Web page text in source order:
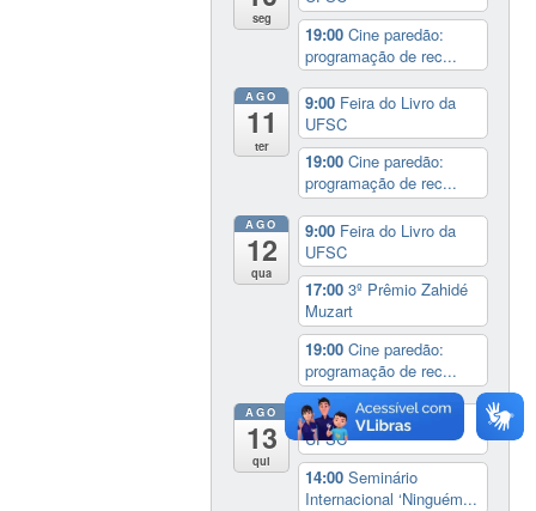
seg
19:00Cine paredão:
programação de rec...
AGO
11
ter
9:00 Feira do Livro da
UFSC
19:00Cine paredão:
programação de rec...
AGO
12
qua
9:00 Feira do Livro da
UFSC
17:003º Prêmio Zahidé
Muzart
19:00Cine paredão:
programação de rec...
AGO
13
qui
9:00Feira do Livro da
UFSC
14:00Seminário
Internacional ‘Ninguém...